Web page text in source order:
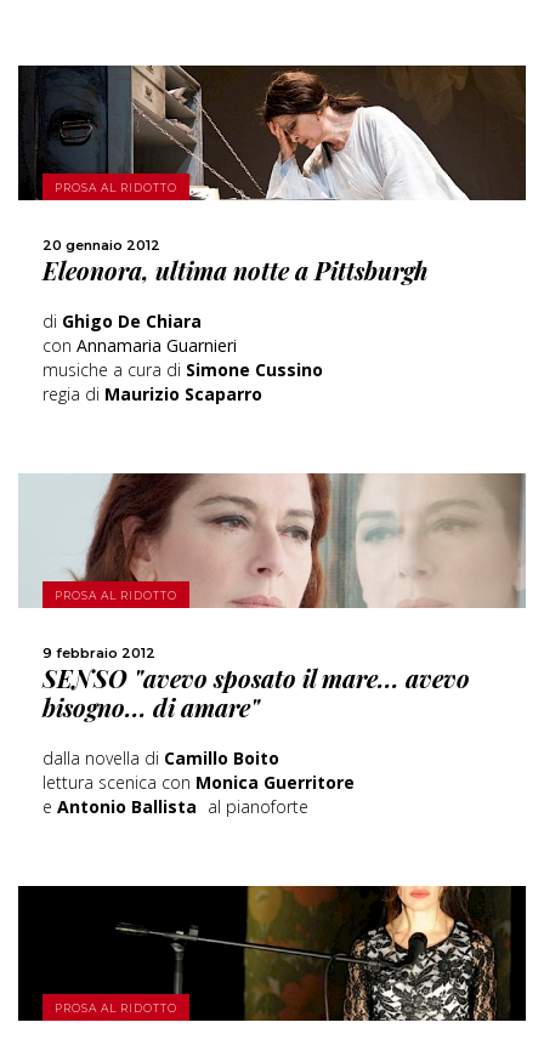
PROSA AL RIDOTTO
20 gennaio 2012
Eleonora, ultima notte a Pittsburgh
di Ghigo De Chiara
con Annamaria Guarnieri
musiche a cura di Simone Cussino
regia di Maurizio Scaparro
SCOPRI DI PIÙ
CONDIVIDI
PROSA AL RIDOTTO
9 febbraio 2012
SENSO "avevo sposato il mare... avevo
bisogno... di amare"
dalla novella di Camillo Boito
lettura scenica con Monica Guerritore
e Antonio Ballista al pianoforte
SCOPRI DI PIÙ
CONDIVIDI
PROSA AL RIDOTTO SCOPRI DI PIÙ